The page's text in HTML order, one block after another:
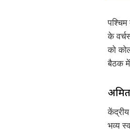
के
को
बैठक में
भव्य